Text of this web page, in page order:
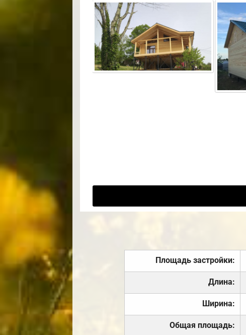
Площадь застройки:
Длина:
Ширина:
Общая площадь: